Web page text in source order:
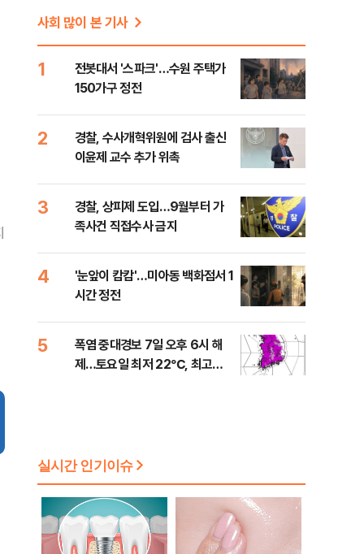
사회 많이 본 기사
1
전봇대서 '스파크'…수원 주택가
150가구 정전
2
경찰, 수사개혁위원에 검사 출신
이윤제 교수 추가 위촉
3
경찰, 상피제 도입…9월부터 가
족사건 직접수사 금지
4
'눈앞이 캄캄'…미아동 백화점서 1
시간 정전
5
폭염 중대경보 7일 오후 6시 해
제…토요일 최저 22℃, 최고